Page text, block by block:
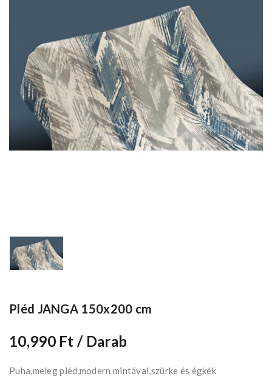
Pléd JANGA 150x200 cm
10,990 Ft/ Darab
Puha,meleg pléd,modern mintával,szürke és égkék